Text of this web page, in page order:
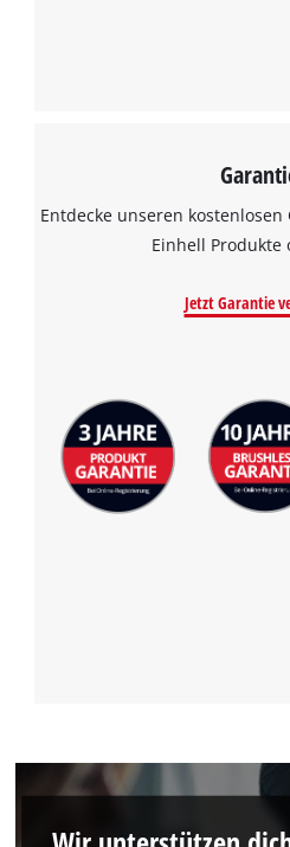
Entdecke unseren
Einhell Produkte
Jetzt Garantie